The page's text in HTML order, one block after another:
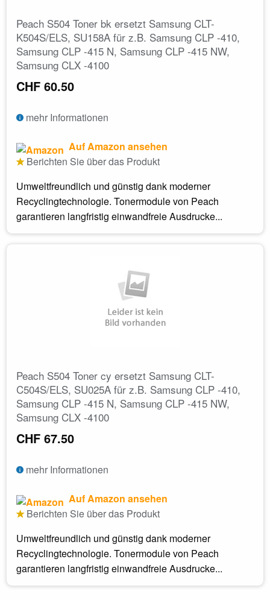
Peach S504 Toner bk ersetzt Samsung CLT-
K504S/ELS, SU158A für z.B. Samsung CLP -410,
Samsung CLP -415 N, Samsung CLP -415 NW,
Samsung CLX -4100
CHF 60.50
mehr Informationen
Auf Amazon ansehen
Berichten Sie über das Produkt
Umweltfreundlich und günstig dank moderner
Recyclingtechnologie. Tonermodule von Peach
garantieren langfristig einwandfreie Ausdrucke...
Peach S504 Toner cy ersetzt Samsung CLT-
C504S/ELS, SU025A für z.B. Samsung CLP -410,
Samsung CLP -415 N, Samsung CLP -415 NW,
Samsung CLX -4100
CHF 67.50
mehr Informationen
Auf Amazon ansehen
Berichten Sie über das Produkt
Umweltfreundlich und günstig dank moderner
Recyclingtechnologie. Tonermodule von Peach
garantieren langfristig einwandfreie Ausdrucke...